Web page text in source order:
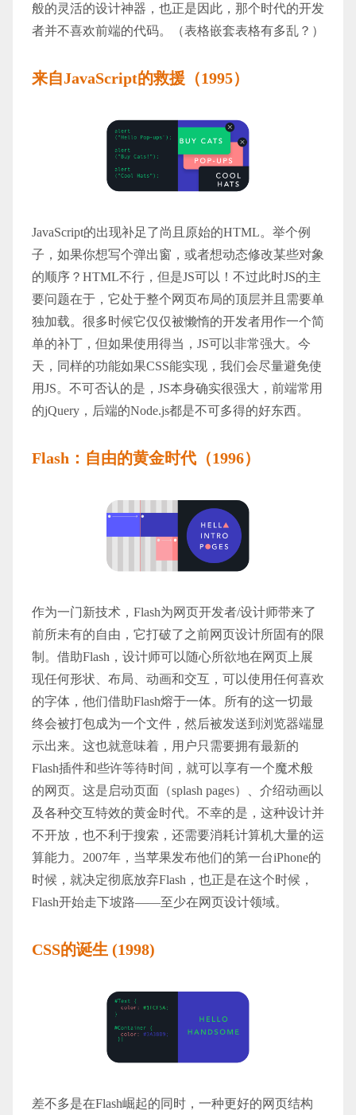
般的灵活的设计神器，也正是因此，那个时代的开发
者并不喜欢前端的代码。（表格嵌套表格有多乱？）
来自JavaScript的救援（1995）
JavaScript的出现补足了尚且原始的HTML。举个例
子，如果你想写个弹出窗，或者想动态修改某些对象
的顺序？HTML不行，但是JS可以！不过此时JS的主
要问题在于，它处于整个网页布局的顶层并且需要单
独加载。很多时候它仅仅被懒惰的开发者用作一个简
单的补丁，但如果使用得当，JS可以非常强大。今
天，同样的功能如果CSS能实现，我们会尽量避免使
用JS。不可否认的是，JS本身确实很强大，前端常用
的jQuery，后端的Node.js都是不可多得的好东西。
Flash：自由的黄金时代（1996）
作为一门新技术，Flash为网页开发者/设计师带来了
前所未有的自由，它打破了之前网页设计所固有的限
制。借助Flash，设计师可以随心所欲地在网页上展
现任何形状、布局、动画和交互，可以使用任何喜欢
的字体，他们借助Flash熔于一体。所有的这一切最
终会被打包成为一个文件，然后被发送到浏览器端显
示出来。这也就意味着，用户只需要拥有最新的
Flash插件和些许等待时间，就可以享有一个魔术般
的网页。这是启动页面（splash pages）、介绍动画以
及各种交互特效的黄金时代。不幸的是，这种设计并
不开放，也不利于搜索，还需要消耗计算机大量的运
算能力。2007年，当苹果发布他们的第一台iPhone的
时候，就决定彻底放弃Flash，也正是在这个时候，
Flash开始走下坡路——至少在网页设计领域。
CSS的诞生 (1998)
差不多是在Flash崛起的同时，一种更好的网页结构